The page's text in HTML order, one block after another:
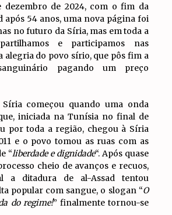
dezembro de 2024, com o fim da
após 54 anos, uma nova página foi
no futuro da Síria, mas em toda a
e participamos nas
alegria do povo sírio, que pôs fim a
pagando um preço
começou quando uma onda
iniciada na Tunísia no final de
por toda a região, chegou à Síria
e o povo tomou as ruas com as
“liberdade e dignidade“. Após quase
cheio de avanços e recuos,
a ditadura de al-Assad tentou
popular com sangue, o slogan “O
do regime!” finalmente tornou-se